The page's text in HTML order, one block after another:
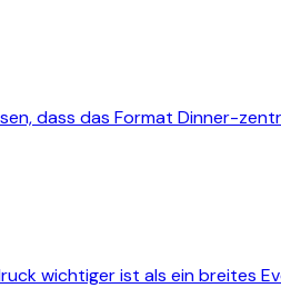
dass das Format Dinner-
wichtiger ist als ein breites